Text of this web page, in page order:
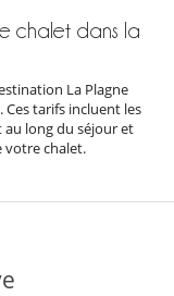
chalet dans la
La Plagne
Ces tarifs incluent les
long du séjour et
votre chalet.